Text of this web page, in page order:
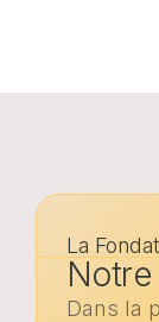
La
Dans la